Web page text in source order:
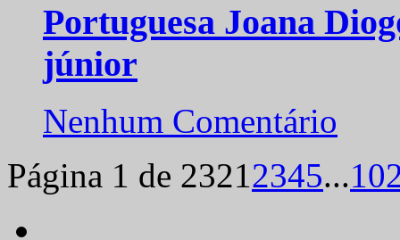
Portuguesa Joana
júnior
Nenhum Comentário
Página 1 de 23212345...10